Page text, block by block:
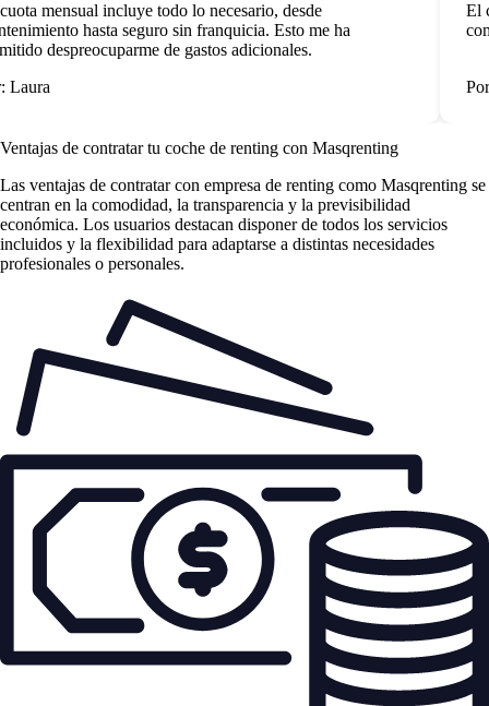
mensual incluye todo lo necesario, desde
hasta seguro sin franquicia. Esto me ha
despreocuparme de gastos adicionales.
El
Ventajas de contratar tu coche de renting con Masqrenting
Las ventajas de contratar con empresa de renting como Masqrenting se
centran en la comodidad, la transparencia y la previsibilidad
económica. Los usuarios destacan disponer de todos los servicios
incluidos y la flexibilidad para adaptarse a distintas necesidades
profesionales o personales.